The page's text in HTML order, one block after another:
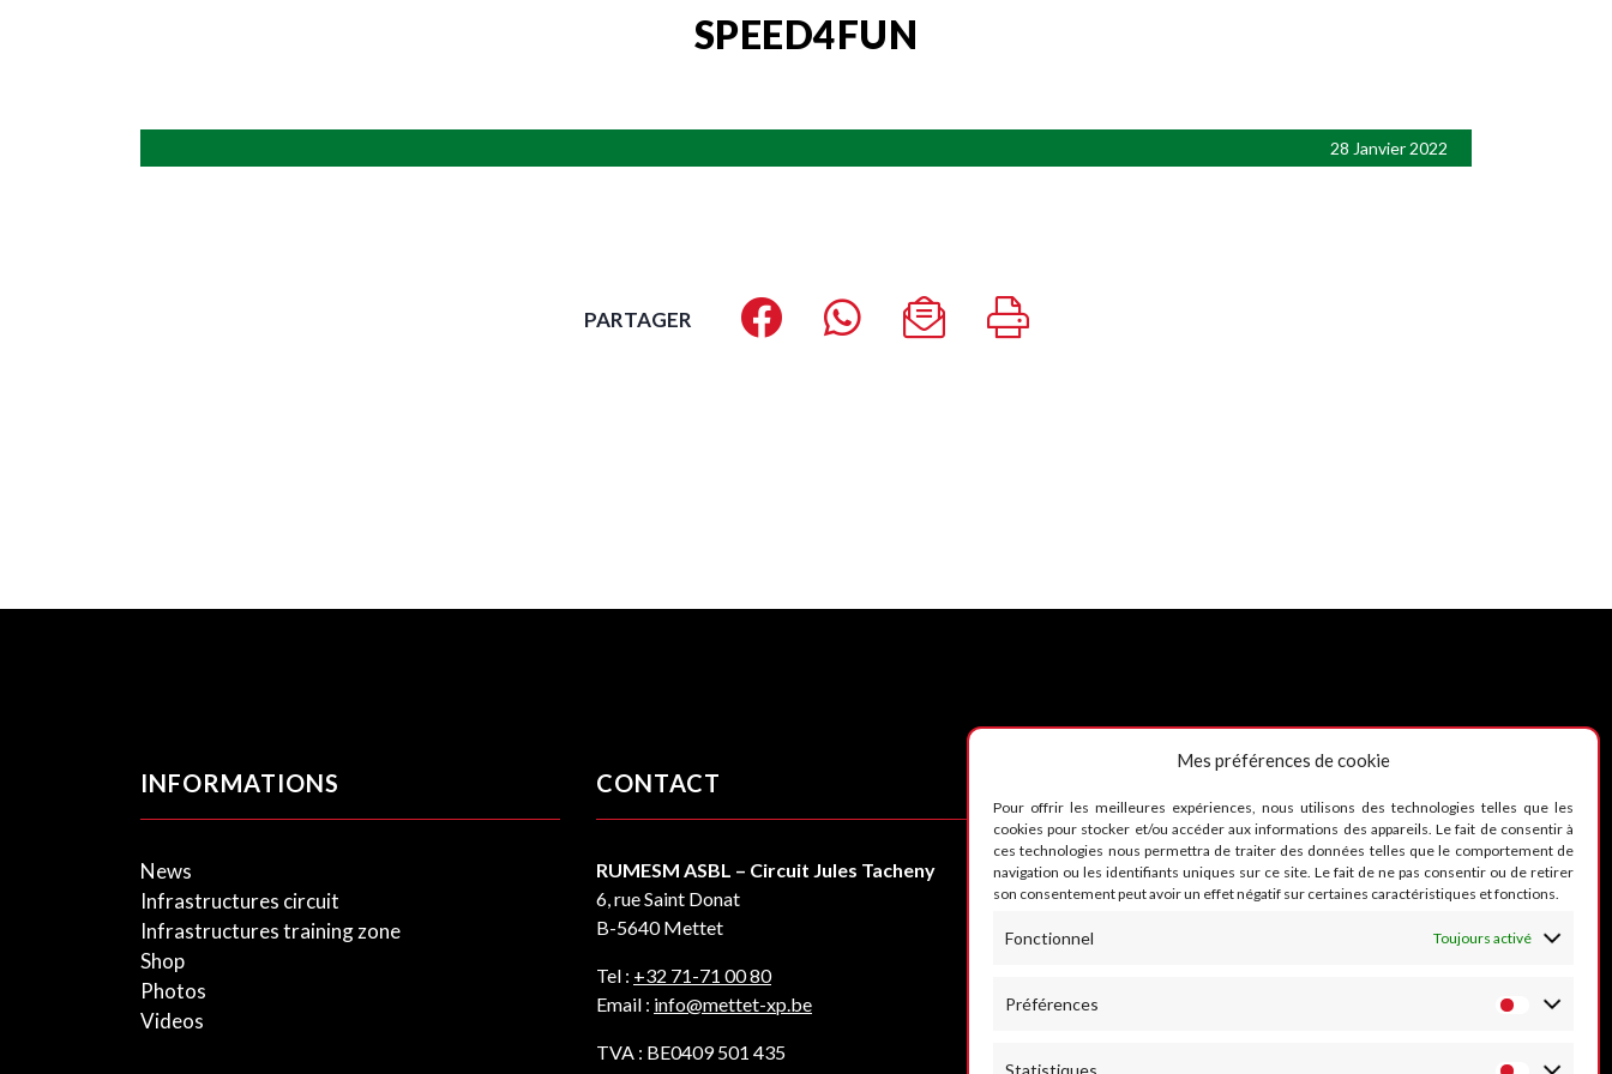
Mes préférences de cookie
Pour offrir les meilleures expériences, nous utilisons des technologies telles que les
cookies pour stocker et/ou accéder aux informations des appareils. Le fait de consentir à
ces technologies nous permettra de traiter des données telles que le comportement de
navigation ou les identifiants uniques sur ce site. Le fait de ne pas consentir ou de retirer
son consentement peut avoir un effet négatif sur certaines caractéristiques et fonctions.
Fonctionnel Toujours activé
Préférences
Statistiques
SPEED4FUN
28 Janvier 2022
PARTAGER
INFORMATIONS
News
Infrastructures circuit
Infrastructures training zone
Shop
Photos
Videos
CONTACT
RUMESM ASBL – Circuit Jules Tacheny
6, rue Saint Donat
B-5640 Mettet
Tel : +32 71-71 00 80
Email : info@mettet-xp.be
TVA : BE0409 501 435